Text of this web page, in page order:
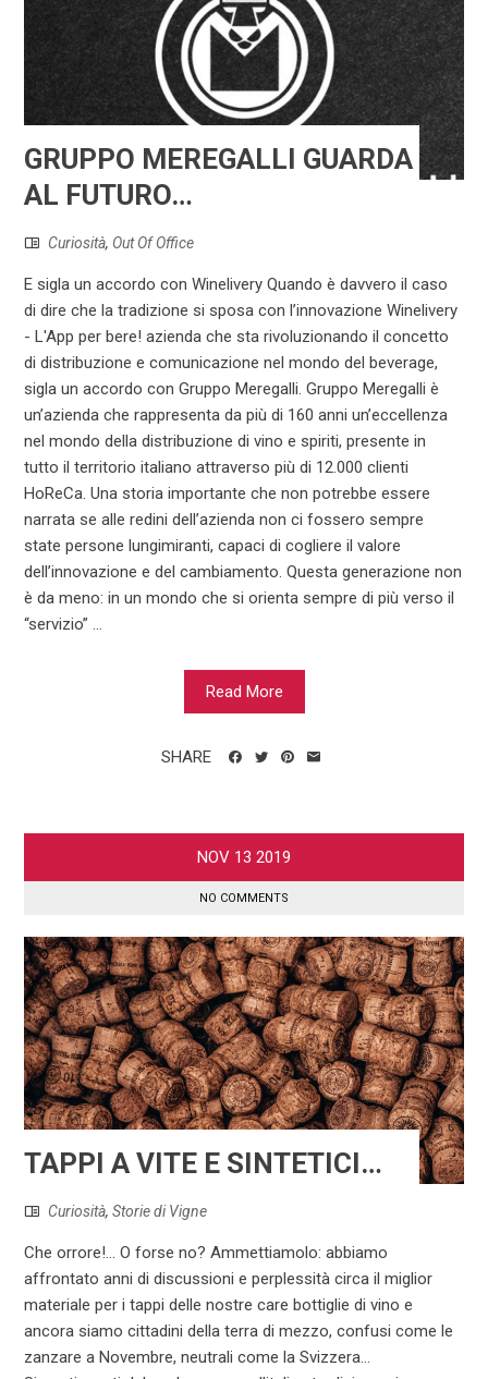
GRUPPO MEREGALLI GUARDA
AL FUTURO…
Curiosità, Out Of Office
E sigla un accordo con Winelivery Quando è davvero il caso
di dire che la tradizione si sposa con l’innovazione Winelivery
- L'App per bere! azienda che sta rivoluzionando il concetto
di distribuzione e comunicazione nel mondo del beverage,
sigla un accordo con Gruppo Meregalli. Gruppo Meregalli è
un’azienda che rappresenta da più di 160 anni un’eccellenza
nel mondo della distribuzione di vino e spiriti, presente in
tutto il territorio italiano attraverso più di 12.000 clienti
HoReCa. Una storia importante che non potrebbe essere
narrata se alle redini dell’azienda non ci fossero sempre
state persone lungimiranti, capaci di cogliere il valore
dell’innovazione e del cambiamento. Questa generazione non
è da meno: in un mondo che si orienta sempre di più verso il
“servizio” ...
Read More
SHARE
NOV 13 2019
NO COMMENTS
TAPPI A VITE E SINTETICI…
Curiosità,Storie di Vigne
Che orrore!… O forse no? Ammettiamolo: abbiamo
affrontato anni di discussioni e perplessità circa il miglior
materiale per i tappi delle nostre care bottiglie di vino e
ancora siamo cittadini della terra di mezzo, confusi come le
zanzare a Novembre, neutrali come la Svizzera…